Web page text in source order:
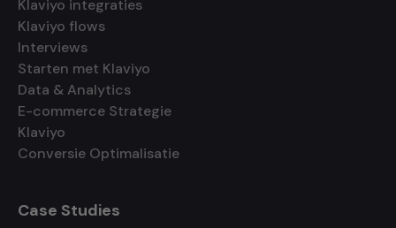
Klaviyo integraties
Klaviyo flows
Interviews
Starten met Klaviyo
Data & Analytics
E-commerce Strategie
Klaviyo
Conversie Optimalisatie
Case Studies